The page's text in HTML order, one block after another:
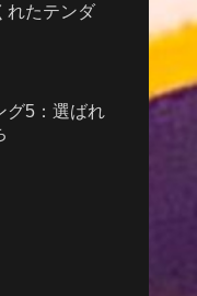
れたテンダ
グ5：選ばれ